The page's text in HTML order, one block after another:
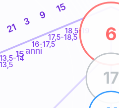
13,5-14
16-17,5
17,5-18,5
18,5-19
21 3
9
15
6
17
15anni